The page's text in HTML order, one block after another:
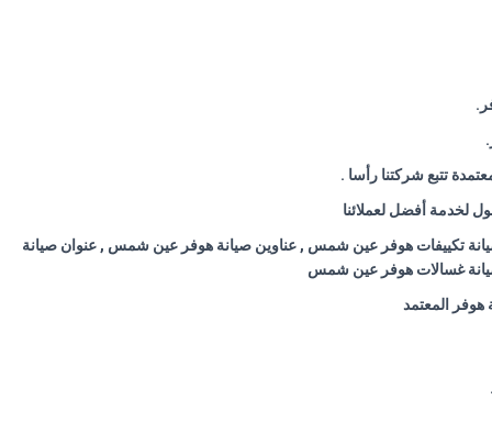
.
.
تتبع شركتنا رأسا .
لخدمة أفضل لعملائنا
تكييفات هوفر عين شمس , عناوين صيانة هوفر عين شمس , عنوان صيانة
غسالات هوفر عين شمس
هوفر المعتمد
.